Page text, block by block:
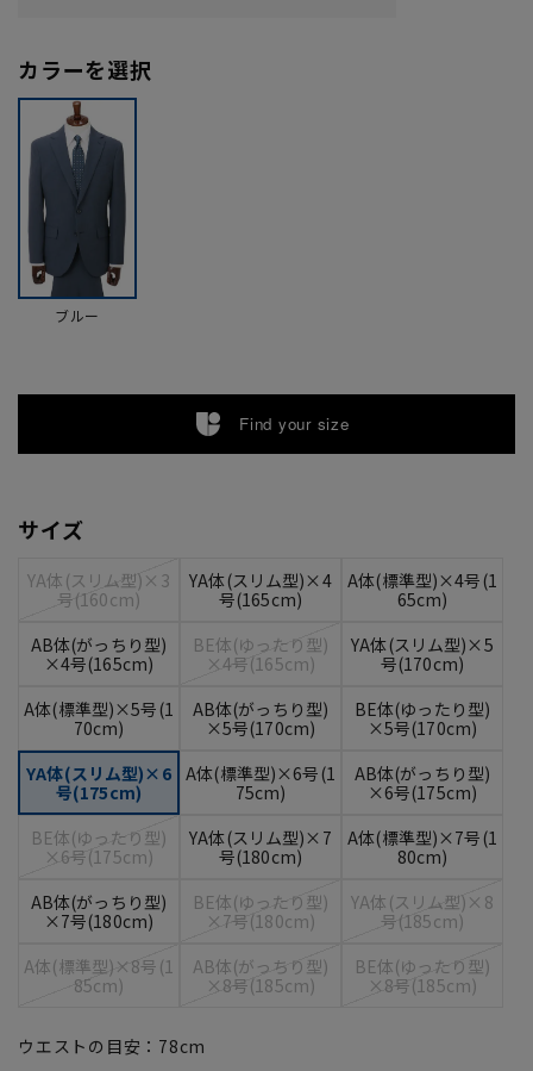
カラーを選択
ブルー
Find your size
サイズ
YA体(スリム型)×3
号(160cm)
YA体(スリム型)×4
号(165cm)
A体(標準型)×4号(1
65cm)
AB体(がっちり型)
×4号(165cm)
BE体(ゆったり型)
×4号(165cm)
YA体(スリム型)×5
号(170cm)
A体(標準型)×5号(1
70cm)
AB体(がっちり型)
×5号(170cm)
BE体(ゆったり型)
×5号(170cm)
YA体(スリム型)×6
号(175cm)
A体(標準型)×6号(1
75cm)
AB体(がっちり型)
×6号(175cm)
BE体(ゆったり型)
×6号(175cm)
YA体(スリム型)×7
号(180cm)
A体(標準型)×7号(1
80cm)
AB体(がっちり型)
×7号(180cm)
BE体(ゆったり型)
×7号(180cm)
YA体(スリム型)×8
号(185cm)
A体(標準型)×8号(1
85cm)
AB体(がっちり型)
×8号(185cm)
BE体(ゆったり型)
×8号(185cm)
ウエストの目安： 78cm